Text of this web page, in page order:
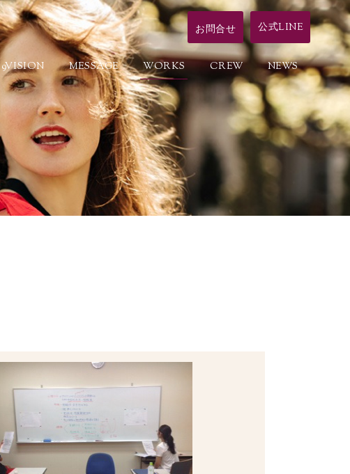
お問合せ 公式LINE
9VISION MESSAGE WORKS CREW NEWS